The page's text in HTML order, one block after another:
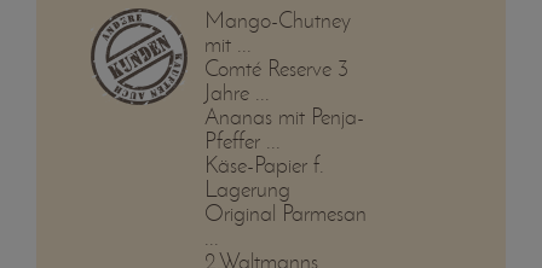
Mango-Chutney
mit ...
Comté Reserve 3
Jahre ...
Ananas mit Penja-
Pfeffer ...
Käse-Papier f.
Lagerung
Original Parmesan
...
2.Waltmanns